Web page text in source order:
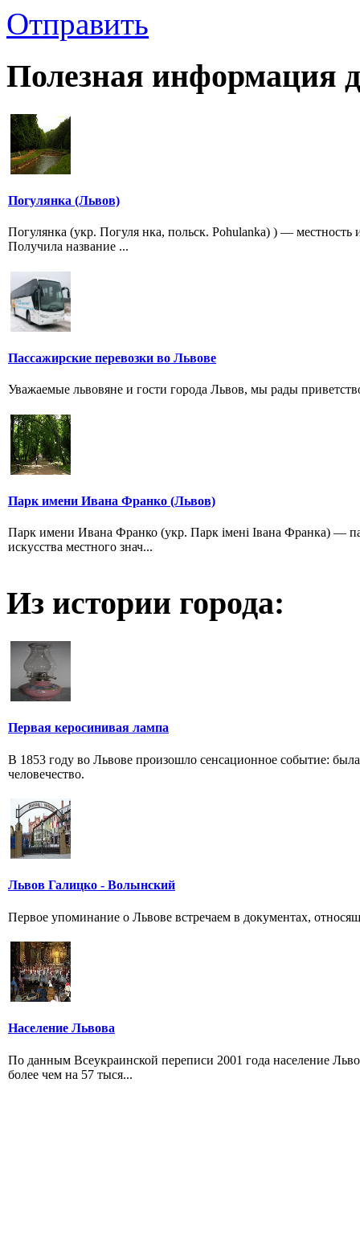
Отправить
Полезная информация
Погулянка (Львов)
Погулянка (укр. Погуля нка, польск. Pohulanka) ) —
Получила название ...
Пассажирские перевозки во Львове
Уважаемые львовяне и гости города Львов, мы рады
Парк имени Ивана Франко (Львов)
Парк имени Ивана Франко (укр. Парк імені Івана Франка) —
искусства местного знач...
Из истории города:
Первая керосинивая лампа
В 1853 году во Львове произошло сенсационное событие:
человечество.
Львов Галицко - Волынский
Первое упоминание о Львове встречаем в документах,
Население Львова
По данным Всеукраинской переписи 2001 года население
более чем на 57 тыся...